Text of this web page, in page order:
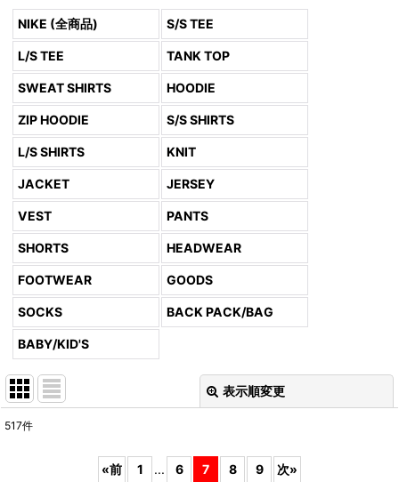
NIKE (全商品) S/S TEE
L/S TEE TANK TOP
SWEAT SHIRTS HOODIE
ZIP HOODIE S/S SHIRTS
L/S SHIRTS KNIT
JACKET JERSEY
VEST PANTS
SHORTS HEADWEAR
FOOTWEAR GOODS
SOCKS BACK PACK/BAG
BABY/KID'S
表示順変更
517件
«前 1 ... 6 7 8 9 次»